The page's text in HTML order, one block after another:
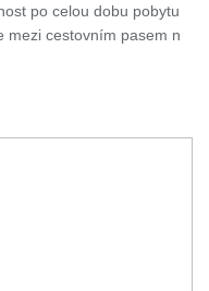
po celou dobu pobytu
mezi cestovním pasem n